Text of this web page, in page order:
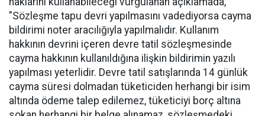
"Sözleşme tapu devri yapılmasını vadediyorsa cayma
bildirimi noter aracılığıyla yapılmalıdır. Kullanım
hakkının devrini içeren devre tatil sözleşmesinde
cayma hakkının kullanıldığına ilişkin bildirimin yazılı
yapılması yeterlidir. Devre tatil satışlarında 14 günlük
cayma süresi dolmadan tüketiciden herhangi bir isim
altında ödeme talep edilemez, tüketiciyi borç altına